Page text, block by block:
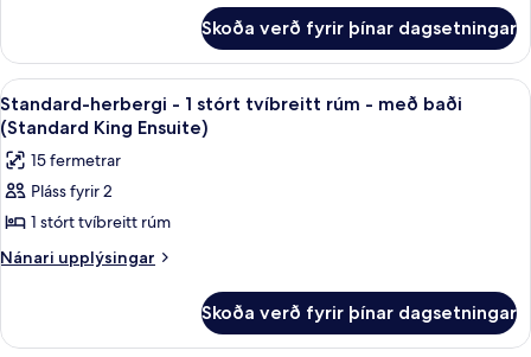
Ensuite)
King
Room
Ensuite)
tvíbreið
rúm
-
sameiginlegt
baðherbergi
(Double
Queen-
Bath)
herbergi
2
meðalstór
tvíbreið
rúm
sameiginlegt
baðherbergi
(Double
Queen-
Skoða verð fyrir þínar dagsetningar
Skoða
allar
myndir
fyrir
Standard-
herbergi
-
tvíbreitt
Dúnsængur, skrifborð, myrkratjöld/-
5
Standard-herbergi - 1 stórt tvíbreitt rúm - með baði
(Standard King Ensuite)
15 fermetrar
Pláss fyrir 2
1 stórt tvíbreitt rúm
Nánari upplýsingar
Nánari
herbergi
Skoða verð fyrir þínar dagsetningar